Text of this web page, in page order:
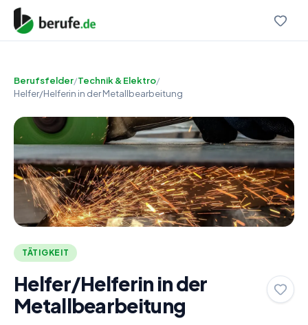
Berufsfelder/Technik & Elektro/
Helfer/Helferin in der Metallbearbeitung
TÄTIGKEIT
Helfer/Helferin in der
Metallbearbeitung